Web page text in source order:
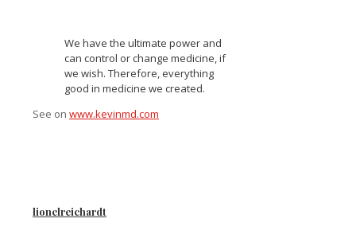
We have the ultimate power and
can control or change medicine, if
we wish. Therefore, everything
good in medicine we created.
See on www.kevinmd.com
lionelreichardt